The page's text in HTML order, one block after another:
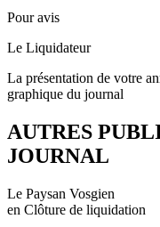
Pour avis
Le Liquidateur
La présentation de votre
graphique du journal
AUTRES
JOURNAL
Le Paysan Vosgien
en Clôture de liquidation